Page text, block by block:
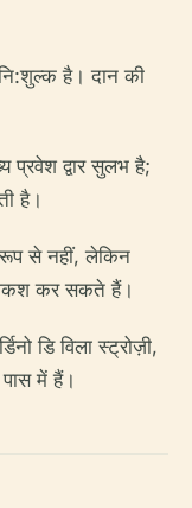
है। दान की
प्रवेश द्वार सुलभ है;
है।
से नहीं, लेकिन
कर सकते हैं।
डि विला स्ट्रोज़ी,
पास में हैं।